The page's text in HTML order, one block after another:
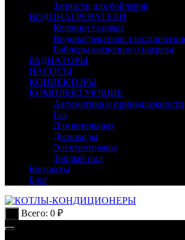
Запчасти для бойлеров
ВОДОНАГРЕВАТЕЛИ
Колонки газовые
Водонагреватели
Бойлеры косвенного нагрева
РАДИАТОРЫ
НАСОСЫ
КОНВЕКТОРЫ
КОМПЛЕКТУЮЩИЕ
Автоматика и принадлежности
Газ
Для котельных
Дымоходы
Электротовары
Теплый пол
Контакты
Блог
Всего: 0 ₽